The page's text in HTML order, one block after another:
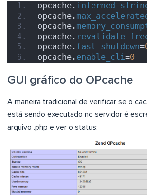
opcache.
opcache.
opcache.
opcache.
opcache. fast_shutdown=
opcache. enable_cli=0
GUI gráfico do OPcache
A maneira tradicional de verificar se o
está sendo executado no servidor é
arquivo .php e ver o status: